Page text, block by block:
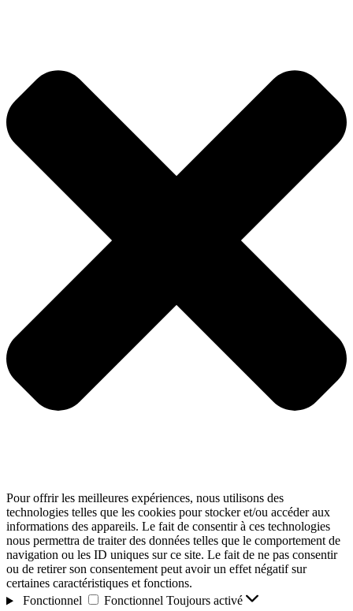
Pour offrir les meilleures expériences, nous utilisons des
technologies telles que les cookies pour stocker et/ou accéder aux
informations des appareils. Le fait de consentir à ces technologies
nous permettra de traiter des données telles que le comportement de
navigation ou les ID uniques sur ce site. Le fait de ne pas consentir
ou de retirer son consentement peut avoir un effet négatif sur
certaines caractéristiques et fonctions.
Fonctionnel
Fonctionnel Toujours activé